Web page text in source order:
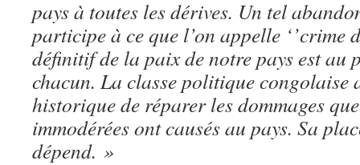
pays à toutes les dérives. Un tel
participe à ce que l’on appelle ‘’crime
définitif de la paix de notre pays est au
chacun. La classe politique congolaise
historique de réparer les dommages
immodérées ont causés au pays. Sa
dépend. »